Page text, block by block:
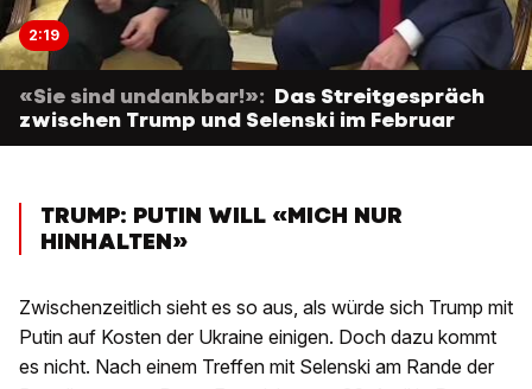
2:19
«Sie sind undankbar!»: Das Streitgespräch
zwischen Trump und Selenski im Februar
TRUMP: PUTIN WILL «MICH NUR
HINHALTEN»
Zwischenzeitlich sieht es so aus, als würde sich Trump mit
Putin auf Kosten der Ukraine einigen. Doch dazu kommt
es nicht. Nach einem Treffen mit Selenski am Rande der